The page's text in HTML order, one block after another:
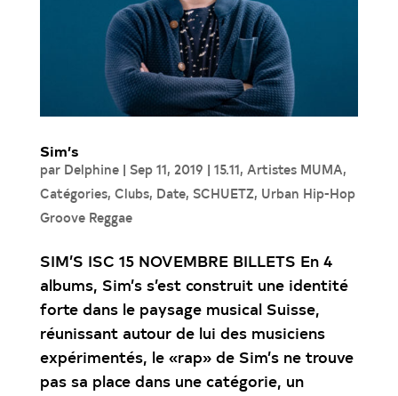
Sim’s
par Delphine| Sep 11, 2019 | 15.11, Artistes MUMA,
Catégories, Clubs, Date, SCHUETZ, Urban Hip-Hop
Groove Reggae
SIM’S ISC 15 NOVEMBRE BILLETS En 4
albums, Sim’s s’est construit une identité
forte dans le paysage musical Suisse,
réunissant autour de lui des musiciens
expérimentés, le «rap» de Sim’s ne trouve
pas sa place dans une catégorie, un